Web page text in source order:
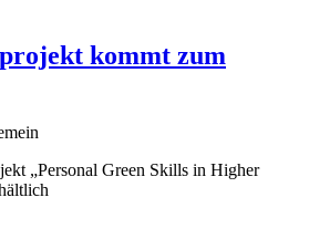
kommt zum
„Personal Green Skills in Higher